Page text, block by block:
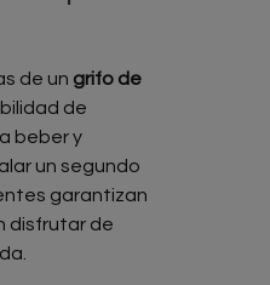
de un grifo de
de
beber y
un segundo
garantizan
disfrutar de